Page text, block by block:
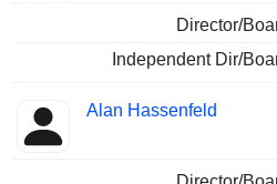
Director/
Independent Dir/
Alan Hassenfeld